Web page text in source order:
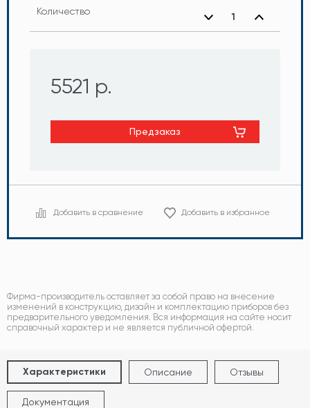
Количество
5521 р.
Предзаказ
Добавить в сравнение Добавить в избранное
Фирма-производитель оставляет за собой право на внесение
изменений в конструкцию, дизайн и комплектацию приборов без
предварительного уведомления. Вся информация на сайте носит
справочный характер и не является публичной офертой.
Характеристики Описание Отзывы
Документация